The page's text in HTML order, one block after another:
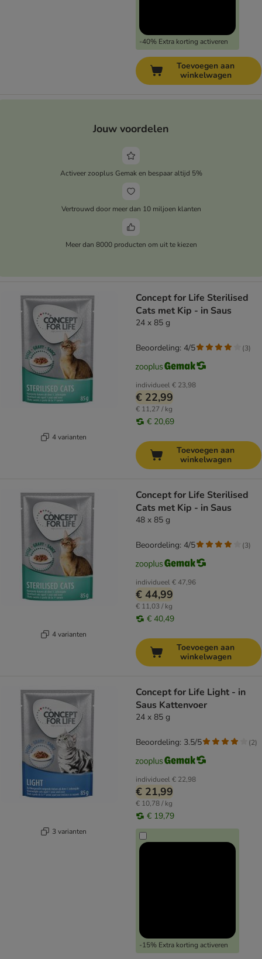
-40% Extra korting activeren
Toevoegen aan
winkelwagen
Jouw voordelen
Activeer zooplus Gemak en bespaar altijd 5%
Vertrouwd door meer dan 10 miljoen klanten
Meer dan 8000 producten om uit te kiezen
4 varianten
Concept for Life Sterilised
Cats met Kip - in Saus
24 x 85 g
individueel€ 23,98
€ 22,99
€ 11,27 / kg
€ 20,69
Beoordeling: 4/5 (3)
Toevoegen aan
winkelwagen
4 varianten
Concept for Life Sterilised
Cats met Kip - in Saus
48 x 85 g
individueel€ 47,96
€ 44,99
€ 11,03 / kg
€ 40,49
Beoordeling: 4/5 (3)
Toevoegen aan
winkelwagen
3 varianten
Concept for Life Light - in
Saus Kattenvoer
24 x 85 g
individueel€ 22,98
€ 21,99
€ 10,78 / kg
€ 19,79
-15% Extra korting activeren
Beoordeling: 3.5/5 (2)